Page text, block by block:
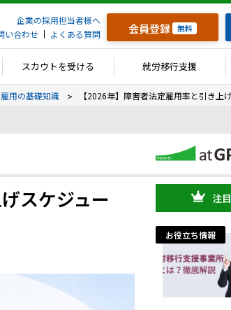
企業の採用担当者様へ
い合わせ
よくある質問 会員登録 無料
スカウトを受ける 就労移行支援
用の基礎知識 【2026年】障害者法定雇用率と引き上
スケジュー
注
お役立ち情報